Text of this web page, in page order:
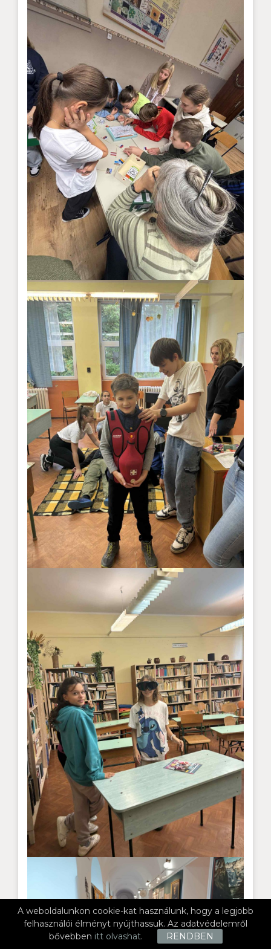
A weboldalunkon cookie-kat használunk, hogy a legjobb
felhasználói élményt nyújthassuk. Az adatvédelemről
bővebben itt olvashat. RENDBEN